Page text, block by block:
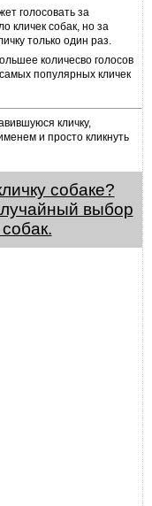
голосовать за
кличек собак, но за
только один раз.
количесво голосов
популярных кличек
кличку,
и просто кликнуть
собаке?
выбор